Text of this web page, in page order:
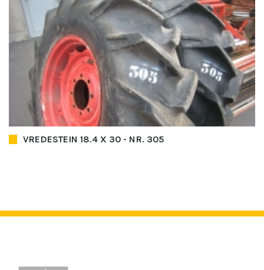
VREDESTEIN 18.4 X 30 - NR. 305